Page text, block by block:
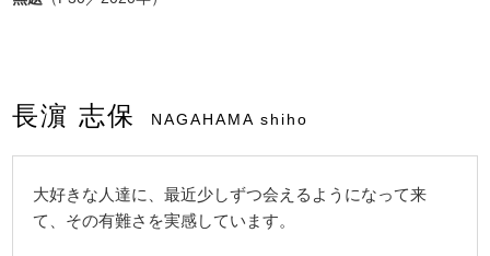
長濵 志保 NAGAHAMA shiho
大好きな人達に、最近少しずつ会えるようになって来
て、その有難さを実感しています。